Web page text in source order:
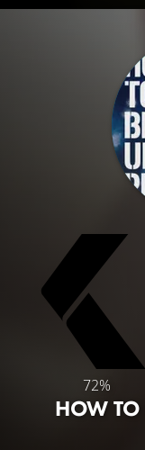
72%
HOW TO